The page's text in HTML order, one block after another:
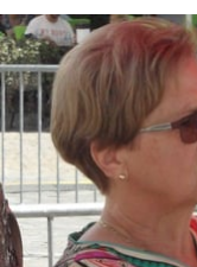
Kliknij, aby powiększyć